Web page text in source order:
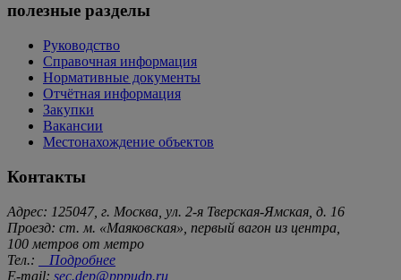
полезные разделы
Руководство
Справочная информация
Нормативные документы
Отчётная информация
Закупки
Вакансии
Местонахождение объектов
Контакты
Адрес: 125047, г. Москва, ул. 2-я Тверская-Ямская, д. 16
Проезд: ст. м. «Маяковская», первый вагон из центра,
100 метров от метро
Тел.:
Подробнее
E-mail: sec.dep@pppudp.ru